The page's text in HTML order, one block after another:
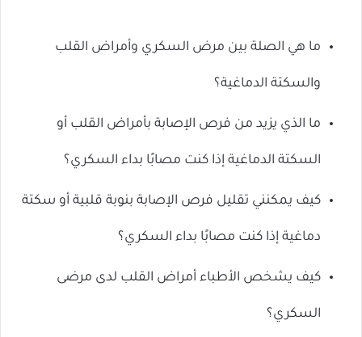
ما هي الصلة بين مرض السكري وأمراض القلب
والسكتة الدماغية؟
ما الذي يزيد من فرص الإصابة بأمراض القلب أو
السكتة الدماغية إذا كنت مصابًا بداء السكري؟
كيف يمكنني تقليل فرص الإصابة بنوبة قلبية أو سكتة
دماغية إذا كنت مصابًا بداء السكري؟
كيف يشخص الأطباء أمراض القلب لدى مرضى
السكري؟